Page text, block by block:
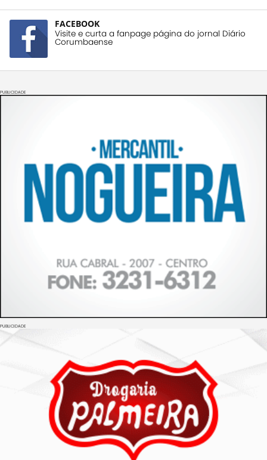
FACEBOOK
Visite e curta a fanpage página do jornal Diário
Corumbaense
PUBLICIDADE
PUBLICIDADE